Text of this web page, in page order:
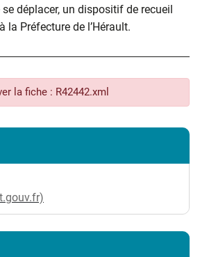
déplacer, un dispositif de recueil
la Préfecture de l’Hérault.
la fiche : R42442.xml